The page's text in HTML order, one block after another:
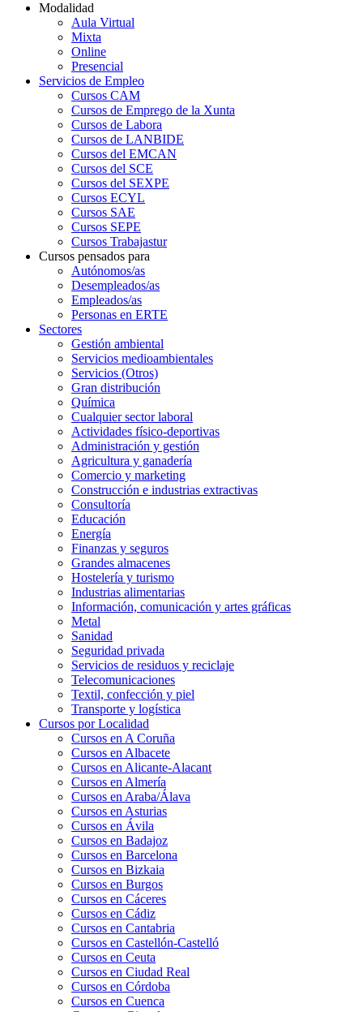
Modalidad
Aula Virtual
Mixta
Online
Presencial
Servicios de Empleo
Cursos CAM
Cursos de Emprego de la Xunta
Cursos de Labora
Cursos de LANBIDE
Cursos del EMCAN
Cursos del SCE
Cursos del SEXPE
Cursos ECYL
Cursos SAE
Cursos SEPE
Cursos Trabajastur
Cursos pensados para
Autónomos/as
Desempleados/as
Empleados/as
Personas en ERTE
Sectores
Gestión ambiental
Servicios medioambientales
Servicios (Otros)
Gran distribución
Química
Cualquier sector laboral
Actividades físico-deportivas
Administración y gestión
Agricultura y ganadería
Comercio y marketing
Construcción e industrias extractivas
Consultoría
Educación
Energía
Finanzas y seguros
Grandes almacenes
Hostelería y turismo
Industrias alimentarias
Información, comunicación y artes gráficas
Metal
Sanidad
Seguridad privada
Servicios de residuos y reciclaje
Telecomunicaciones
Textil, confección y piel
Transporte y logística
Cursos por Localidad
Cursos en A Coruña
Cursos en Albacete
Cursos en Alicante-Alacant
Cursos en Almería
Cursos en Araba/Álava
Cursos en Asturias
Cursos en Ávila
Cursos en Badajoz
Cursos en Barcelona
Cursos en Bizkaia
Cursos en Burgos
Cursos en Cáceres
Cursos en Cádiz
Cursos en Cantabria
Cursos en Castellón-Castelló
Cursos en Ceuta
Cursos en Ciudad Real
Cursos en Córdoba
Cursos en Cuenca